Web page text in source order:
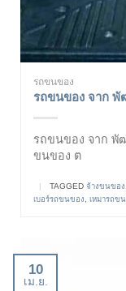
รถขนของ
รถขนของ จาก
รถขนของ จาก พั
ขนของ ต
TAGGED จ้างขนของ
เบอร์รถขนของ, เหมารถข
10
เม.ย.